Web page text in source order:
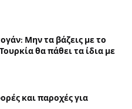
Μην τα βάζεις με το
θα πάθει τα ίδια με
και παροχές για